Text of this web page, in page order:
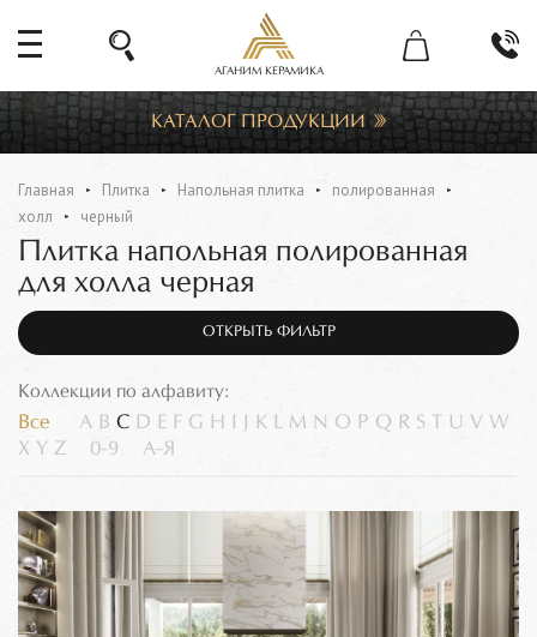
АГАНИМ КЕРАМИКА
КАТАЛОГ ПРОДУКЦИИ
Главная Плитка Напольная плитка
полированная
холл
черный
Плитка напольная полированная
для холла черная
ОТКРЫТЬ ФИЛЬТР
Коллекции по алфавиту:
Все A B C D E F G H K L M N O P Q R S U V W
X Y Z 0-9 А-Я